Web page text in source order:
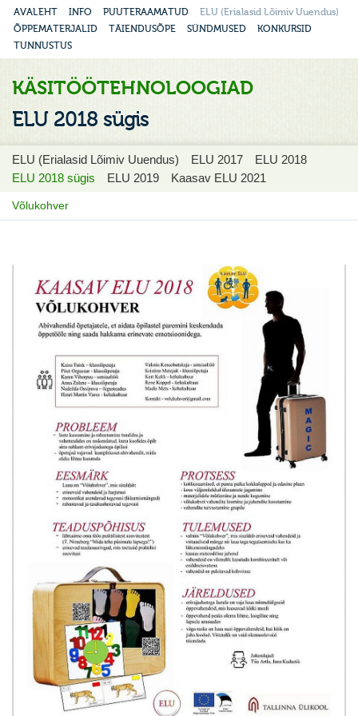
AVALEHT INFO PUUTERAAMATUD
ELU (Erialasid Lõimiv Uuendus)
ÕPPEMATERJALID
TÄIENDUSÕPE SÜNDMUSED
KONKURSID
TUNNUSTUS
KÄSITÖÖTEHNOLOOGIAD
ELU 2018 sügis
ELU (Erialasid Lõimiv Uuendus) ELU 2017
ELU 2018
ELU 2018 sügis
ELU 2019 Kaasav ELU 2021
Võlukohver